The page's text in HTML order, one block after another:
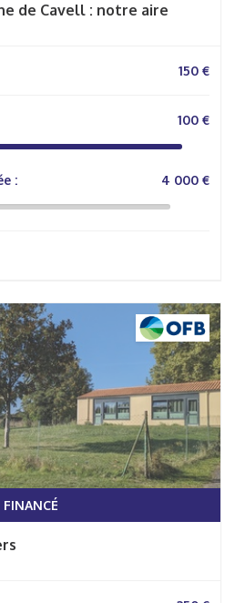
de Cavell : notre aire
150 €
100 €
:
4 000 €
FINANCÉ